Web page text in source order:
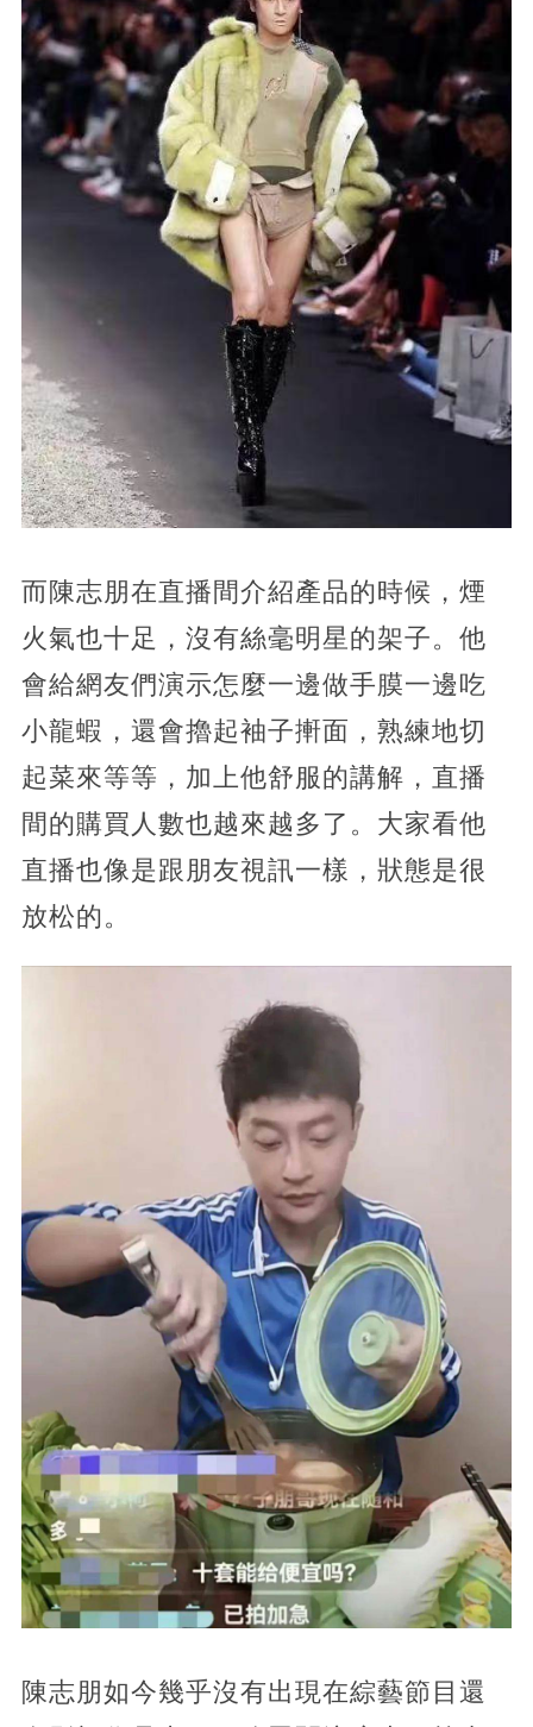
而陳志朋在直播間介紹產品的時候，煙
火氣也十足，沒有絲毫明星的架子。他
會給網友們演示怎麼一邊做手膜一邊吃
小龍蝦，還會擼起袖子搟面，熟練地切
起菜來等等，加上他舒服的講解，直播
間的購買人數也越來越多了。大家看他
直播也像是跟朋友視訊一樣，狀態是很
放松的。
陳志朋如今幾乎沒有出現在綜藝節目還